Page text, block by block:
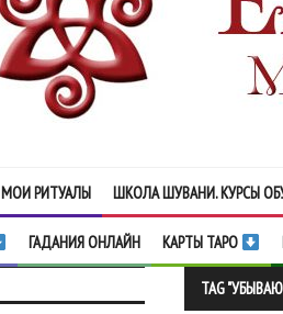
МОИ РИТУАЛЫ ШКОЛА ШУВАНИ. КУРСЫ
ГАДАНИЯ ОНЛАЙН КАРТЫ ТАРО
TAG